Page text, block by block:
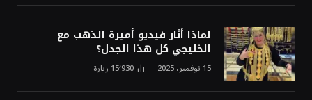
لماذا أثار فيديو أميرة الذهب مع
الخليجي كل هذا الجدل؟
15 نوفمبر، 2025 15٬930 زيارة